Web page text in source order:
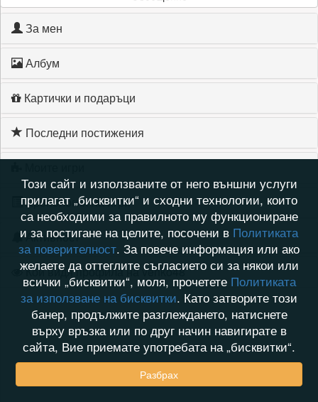
За мен
Албум
Картички и подаръци
Последни постижения
Хронология на игри
Активност
Кой видя профила на venko48
Този сайт и използваните от него външни услуги
прилагат „бисквитки“ и сходни технологии, които
са необходими за правилното му функциониране
и за постигане на целите, посочени в Политиката
за поверителност. За повече информация или ако
желаете да оттеглите съгласието си за някои или
всички „бисквитки“, моля, прочетете Политиката
за използване на бисквитки. Като затворите този
банер, продължите разглеждането, натиснете
върху връзка или по друг начин навигирате в
сайта, Вие приемате употребата на „бисквитки“.
Разбрах